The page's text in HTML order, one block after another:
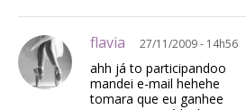
flavia 27/11/2009 - 14h56
ahh já to participandoo
mandei e-mail hehehe
tomara que eu ganhee